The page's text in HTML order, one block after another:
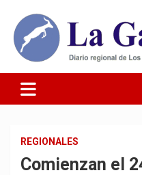
contenido
Diario La
REGIONALES
Comienzan el